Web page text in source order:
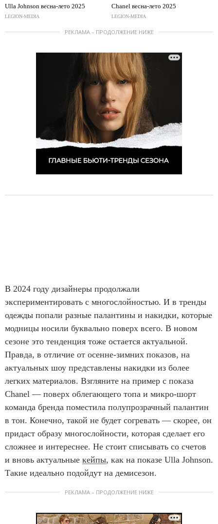
Ulla Johnson весна-лето 2025
LEGION-MEDIA
Chanel весна-лето 2025
LEGION-MEDIA
РЕКЛАМА – ПРОДОЛЖЕНИЕ НИЖЕ
В 2024 году дизайнеры продолжали
экспериментировать с многослойностью. И в тренды
одежды попали разные палантины и накидки, которые
модницы носили буквально поверх всего. В новом
сезоне это тенденция тоже остается актуальной.
Правда, в отличие от осенне-зимних показов, на
актуальных шоу представлены накидки из более
легких материалов. Взгляните на пример с показа
Chanel — поверх облегающего топа и микро-шорт
команда бренда поместила полупрозрачный палантин
в тон. Конечно, такой не будет согревать — скорее, он
придаст образу многослойности, которая сделает его
сложнее и интереснее. Не стоит списывать со счетов
и вновь актуальные кейпы, как на показе Ulla Johnson.
Такие идеально подойдут на демисезон.
РЕКЛАМА – ПРОДОЛЖЕНИЕ НИЖЕ